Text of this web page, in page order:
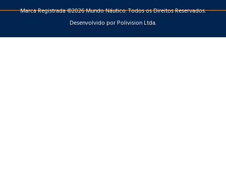
Marca Registrada ©2026 Mundo Náutico. Todos os Direitos Reservados.
Desenvolvido por Polivision Ltda.